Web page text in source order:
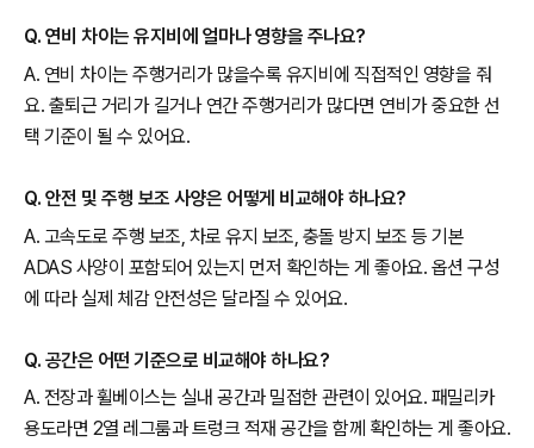
Q. 연비 차이는 유지비에 얼마나 영향을 주나요?
A. 연비 차이는 주행거리가 많을수록 유지비에 직접적인 영향을 줘
요. 출퇴근 거리가 길거나 연간 주행거리가 많다면 연비가 중요한 선
택 기준이 될 수 있어요.
Q. 안전 및 주행 보조 사양은 어떻게 비교해야 하나요?
A. 고속도로 주행 보조, 차로 유지 보조, 충돌 방지 보조 등 기본
ADAS 사양이 포함되어 있는지 먼저 확인하는 게 좋아요. 옵션 구성
에 따라 실제 체감 안전성은 달라질 수 있어요.
Q. 공간은 어떤 기준으로 비교해야 하나요?
A. 전장과 휠베이스는 실내 공간과 밀접한 관련이 있어요. 패밀리카
용도라면 2열 레그룸과 트렁크 적재 공간을 함께 확인하는 게 좋아요.